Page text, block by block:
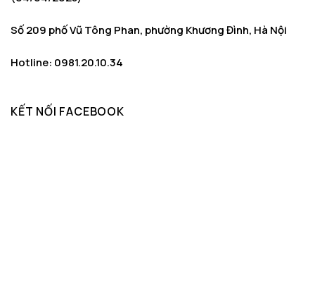
Số 209 phố Vũ Tông Phan, phường Khương Đình, Hà Nội
Hotline: 0981.20.10.34
KẾT NỐI FACEBOOK